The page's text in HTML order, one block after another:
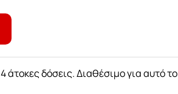
άτοκες δόσεις. Διαθέσιμο για αυτό το